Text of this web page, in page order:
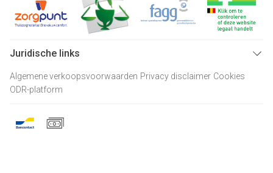
Juridische links
Algemene verkoopsvoorwaarden Privacy disclaimer Cookies
ODR-platform